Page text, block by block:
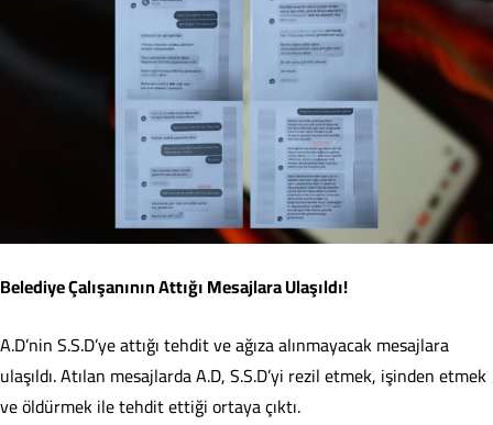
Belediye Çalışanının Attığı Mesajlara Ulaşıldı!
A.D’nin S.S.D’ye attığı tehdit ve ağıza alınmayacak mesajlara
ulaşıldı. Atılan mesajlarda A.D, S.S.D’yi rezil etmek, işinden etmek
ve öldürmek ile tehdit ettiği ortaya çıktı.